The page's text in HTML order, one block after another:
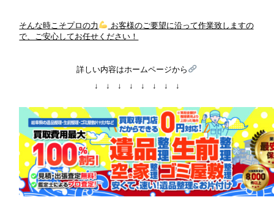
そんな時こそプロの力
お客様のご要望に沿って作業致しますの
で、ご安心してお任せください！
詳しい内容はホームページから
↓ ↓ ↓ ↓ ↓ ↓ ↓ ↓